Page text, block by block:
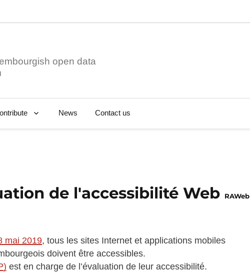
open data
News Contact us
de l'accessibilité Web RAWeb
mai 2019, tous les sites Internet et applications mobiles
doivent être accessibles.
est en charge de l’évaluation de leur accessibilité.